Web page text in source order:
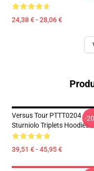
24,38 € - 28,06 €
Versus Tour PTTT0204
Sturniolo Triplets Hoodies
39,51 € - 45,95 €
-